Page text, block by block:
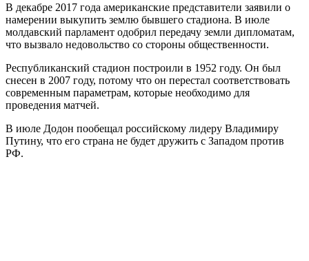
В декабре 2017 года американские представители заявили о
намерении выкупить землю бывшего стадиона. В июле
молдавский парламент одобрил передачу земли дипломатам,
что вызвало недовольство со стороны общественности.
Республиканский стадион построили в 1952 году. Он был
снесен в 2007 году, потому что он перестал соответствовать
современным параметрам, которые необходимо для
проведения матчей.
В июле Додон пообещал российскому лидеру Владимиру
Путину, что его страна не будет дружить с Западом против
РФ.